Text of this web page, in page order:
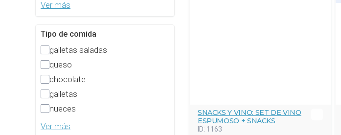
Ver más
Tipo de comida
galletas saladas
queso
chocolate
galletas
nueces
Ver más
SNACKS Y VINO: SET DE VINO
ESPUMOSO + SNACKS
ID: 1163